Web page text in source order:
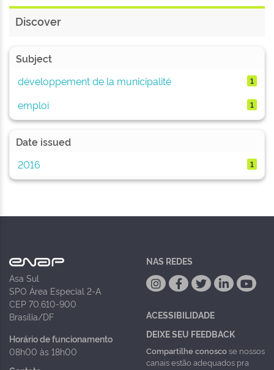
Discover
Subject
développement de la municipalité
1
emploi 1
Date issued
2016
1
Asa Sul
SPO Área Especial 2-A
CEP 70.610-900
Brasília/DF
Horário de funcionamento
08h00 às 18h00
NAS REDES
ACESSIBILIDADE
DEIXE SEU FEEDBACK
Compartilhe conoscose nossos
canais estão adequados pra